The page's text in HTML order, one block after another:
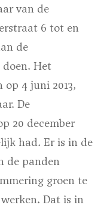
van de
6 tot en
de
Het
4 juni 2013,
De
20 december
had. Er is in de
de panden
groen te
Dat is in